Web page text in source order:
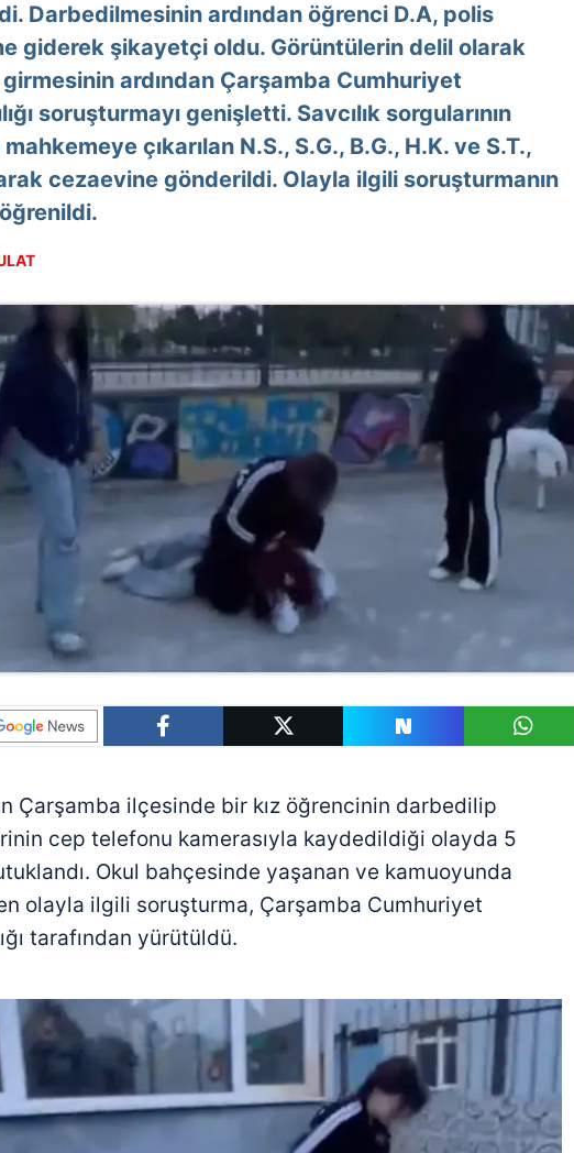
Darbedilmesinin ardından öğrenci D.A, polis
giderek şikayetçi oldu. Görüntülerin delil olarak
ardından Çarşamba Cumhuriyet
soruşturmayı genişletti. Savcılık sorgularının
çıkarılan N.S., S.G., B.G., H.K. ve S.T.,
cezaevine gönderildi. Olayla ilgili soruşturmanın
Çarşamba ilçesinde bir kız öğrencinin darbedilip
cep telefonu kamerasıyla kaydedildiği olayda 5
Okul bahçesinde yaşanan ve kamuoyunda
olayla ilgili soruşturma, Çarşamba Cumhuriyet
tarafından yürütüldü.